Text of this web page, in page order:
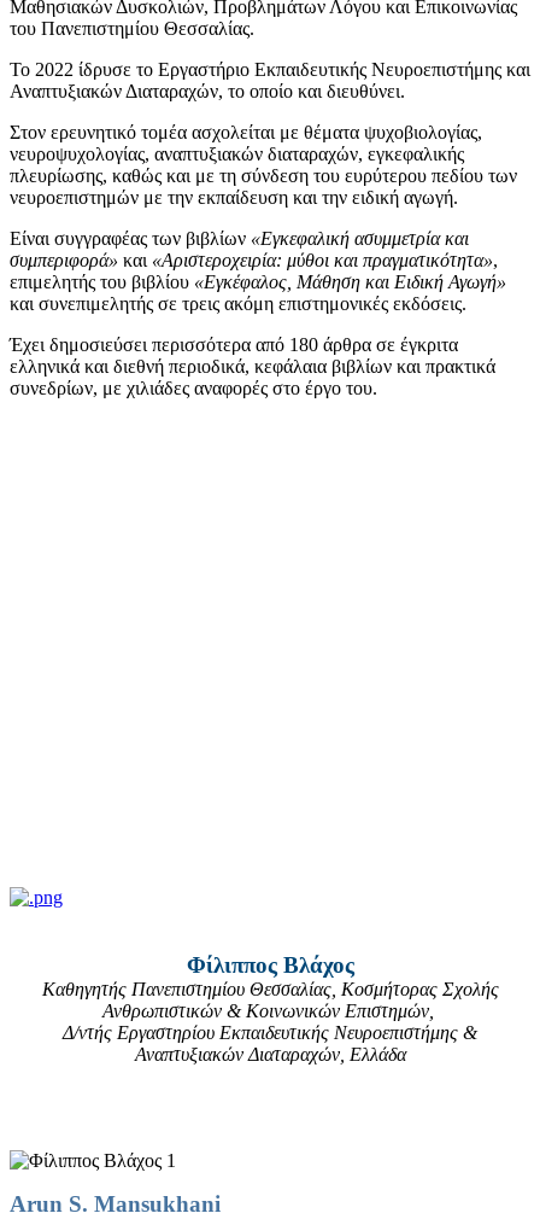
Μαθησιακών Δυσκολιών, Προβλημάτων Λόγου και Επικοινωνίας
του Πανεπιστημίου Θεσσαλίας.
Το 2022 ίδρυσε το Εργαστήριο Εκπαιδευτικής Νευροεπιστήμης και
Αναπτυξιακών Διαταραχών, το οποίο και διευθύνει.
Στον ερευνητικό τομέα ασχολείται με θέματα ψυχοβιολογίας,
νευροψυχολογίας, αναπτυξιακών διαταραχών, εγκεφαλικής
πλευρίωσης, καθώς και με τη σύνδεση του ευρύτερου πεδίου των
νευροεπιστημών με την εκπαίδευση και την ειδική αγωγή.
Είναι συγγραφέας των βιβλίων «Εγκεφαλική ασυμμετρία και
συμπεριφορά» και «Αριστεροχειρία: μύθοι και πραγματικότητα»,
επιμελητής του βιβλίου «Εγκέφαλος, Μάθηση και Ειδική Αγωγή»
και συνεπιμελητής σε τρεις ακόμη επιστημονικές εκδόσεις.
Έχει δημοσιεύσει περισσότερα από 180 άρθρα σε έγκριτα
ελληνικά και διεθνή περιοδικά, κεφάλαια βιβλίων και πρακτικά
συνεδρίων, με χιλιάδες αναφορές στο έργο του.
Φίλιππος Βλάχος
Καθηγητής Πανεπιστημίου Θεσσαλίας, Κοσμήτορας Σχολής
Ανθρωπιστικών & Κοινωνικών Επιστημών,
Δ/ντής Εργαστηρίου Εκπαιδευτικής Νευροεπιστήμης &
Αναπτυξιακών Διαταραχών, Ελλάδα
Arun S. Mansukhani